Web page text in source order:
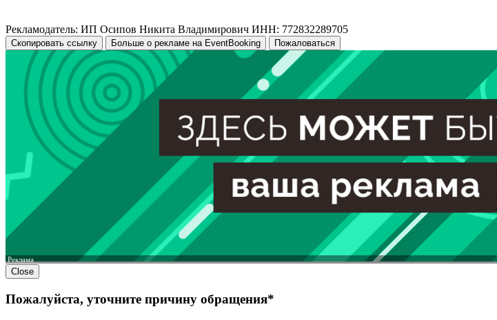
Рекламодатель: ИП Осипов Никита Владимирович ИНН: 772832289705
Скопировать ссылку Больше о рекламе на EventBooking Пожаловаться
Реклама
Close
Пожалуйста, уточните причину обращения*